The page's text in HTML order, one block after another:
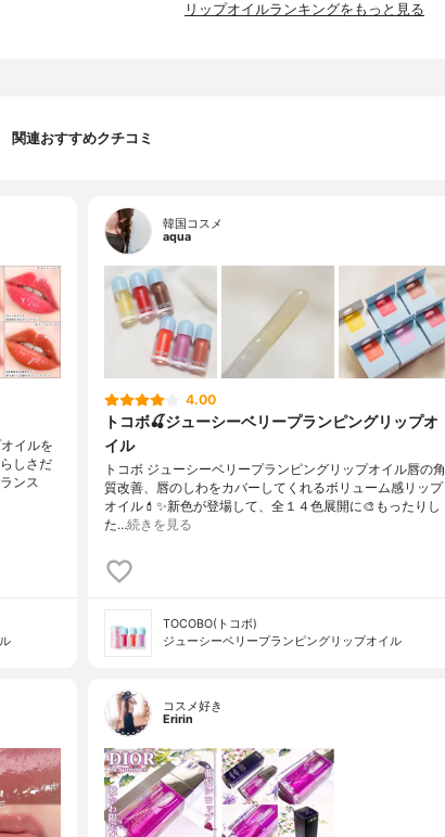
リップオイルランキングをもっと見る
関連おすすめクチコミ
イルを
しさだ
ンス
韓国コスメ
aqua
4.00
トコボ🍒ジューシーベリープランピングリップオ
イル
トコボ ジューシーベリープランピングリップオイル唇の角
質改善、唇のしわをカバーしてくれるボリューム感リップ
オイル💄✨新色が登場して、全１４色展開に🎨もったりし
た…続きを見る
TOCOBO(トコボ)
ジューシーベリープランピングリップオイル
コスメ好き
Eririn